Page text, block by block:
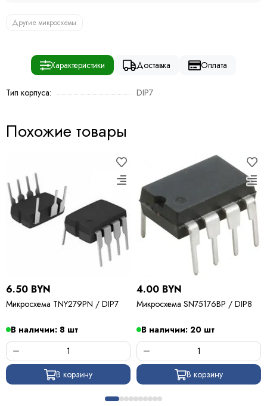
Другие микросхемы
Характеристики Доставка Оплата
Тип корпуса: DIP7
Похожие товары
6.50 BYN
Микросхема TNY279PN / DIP7
В наличии: 8 шт
В корзину
4.00 BYN
Микросхема SN75176BP / DIP8
В наличии: 20 шт
В корзину